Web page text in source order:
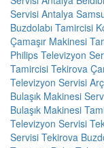
Servisi Antalya
Buzdolabı Tamircisi
Çamaşır Makinesi
Philips Televizyon
Tamircisi Tekirova
Televizyon Servisi
Bulaşık Makinesi
Bulaşık Makinesi
Televizyon Servisi
Servisi Tekirova